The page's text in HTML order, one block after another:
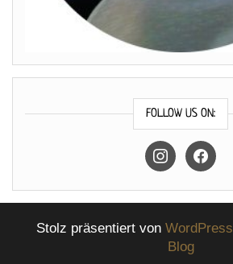
FOLLOW US ON:
instagramfacebook
Stolz präsentiert von WordPress
Blog